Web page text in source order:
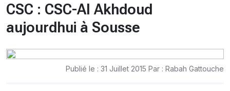
CSC : CSC-Al Akhdoud
aujourdhui à Sousse
Publié le : 31 Juillet 2015 Par : Rabah Gattouche